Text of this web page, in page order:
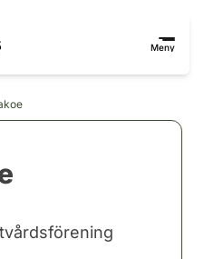
Meny